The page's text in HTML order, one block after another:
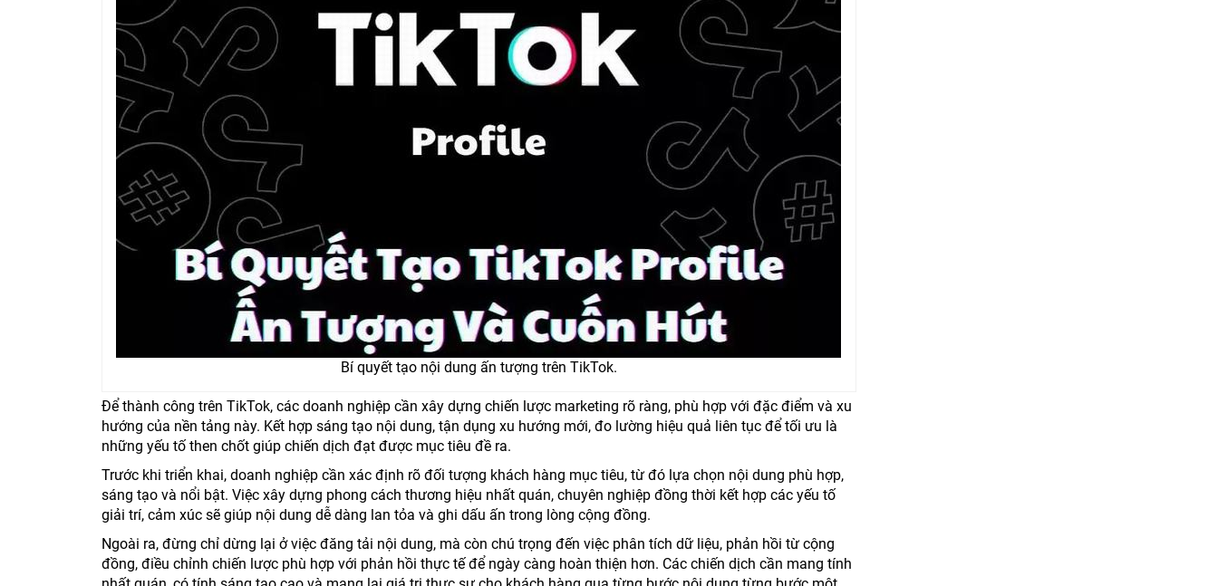
Bí quyết tạo nội dung ấn tượng trên TikTok.
Để thành công trên TikTok, các doanh nghiệp cần xây dựng chiến lược marketing rõ ràng, phù hợp với đặc điểm và xu
hướng của nền tảng này. Kết hợp sáng tạo nội dung, tận dụng xu hướng mới, đo lường hiệu quả liên tục để tối ưu là
những yếu tố then chốt giúp chiến dịch đạt được mục tiêu đề ra.
Trước khi triển khai, doanh nghiệp cần xác định rõ đối tượng khách hàng mục tiêu, từ đó lựa chọn nội dung phù hợp,
sáng tạo và nổi bật. Việc xây dựng phong cách thương hiệu nhất quán, chuyên nghiệp đồng thời kết hợp các yếu tố
giải trí, cảm xúc sẽ giúp nội dung dễ dàng lan tỏa và ghi dấu ấn trong lòng cộng đồng.
Ngoài ra, đừng chỉ dừng lại ở việc đăng tải nội dung, mà còn chú trọng đến việc phân tích dữ liệu, phản hồi từ cộng
đồng, điều chỉnh chiến lược phù hợp với phản hồi thực tế để ngày càng hoàn thiện hơn. Các chiến dịch cần mang tính